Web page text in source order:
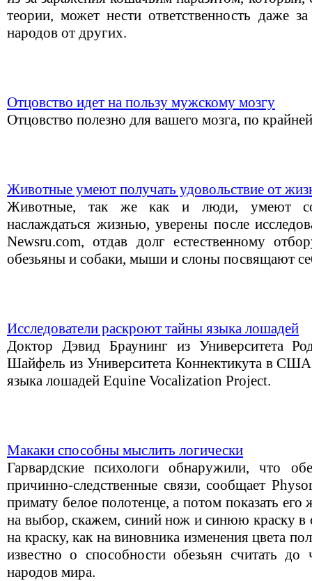
теории, может нести ответственность даже
народов от других.
Отцовство идет на пользу мужскому мозгу
Отцовство полезно для вашего мозга, по
Животные умеют получать удовольствие от
Животные, так же как и люди, умеют
наслаждаться жизнью, уверены после
Newsru.com, отдав долг естественному
обезьяны и собаки, мыши и слоны посвящают
Исследователи раскроют тайны языка лошадей
Доктор Дэвид Браунинг из Университета
Шайфель из Университета Коннектикута в
языка лошадей Equine Vocalization Project.
Макаки способны мыслить логически
Гарвардские психологи обнаружили, что
причинно-следственные связи, сообщает
примату белое полотенце, а потом показать
на выбор, скажем, синий нож и синюю краску в
на краску, как на виновника изменения цвета
известно о способности обезьян считать до
народов мира.